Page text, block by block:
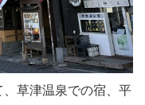
草津温泉での宿、平